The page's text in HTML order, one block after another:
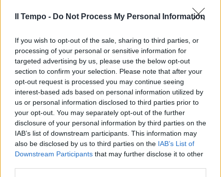
Il Tempo - Do Not Process My Personal Information
If you wish to opt-out of the sale, sharing to third parties, or
processing of your personal or sensitive information for
targeted advertising by us, please use the below opt-out
section to confirm your selection. Please note that after your
opt-out request is processed you may continue seeing
interest-based ads based on personal information utilized by
us or personal information disclosed to third parties prior to
your opt-out. You may separately opt-out of the further
disclosure of your personal information by third parties on the
IAB’s list of downstream participants. This information may
also be disclosed by us to third parties on the IAB’s List of
Downstream Participants that may further disclose it to other
In evidenza